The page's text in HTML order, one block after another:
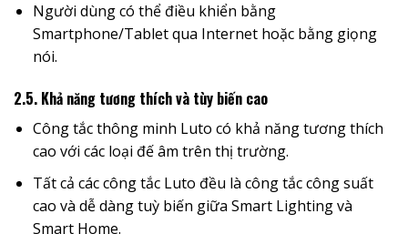
Người dùng có thể điều khiển bằng
Smartphone/Tablet qua Internet hoặc bằng giọng
nói.
2.5. Khả năng tương thích và tùy biến cao
Công tắc thông minh Luto có khả năng tương thích
cao với các loại đế âm trên thị trường.
Tất cả các công tắc Luto đều là công tắc công suất
cao và dễ dàng tuỳ biến giữa Smart Lighting và
Smart Home.